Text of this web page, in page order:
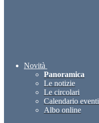
Novità
Panoramica
Le notizie
Le circolari
Calendario eventi
Albo online